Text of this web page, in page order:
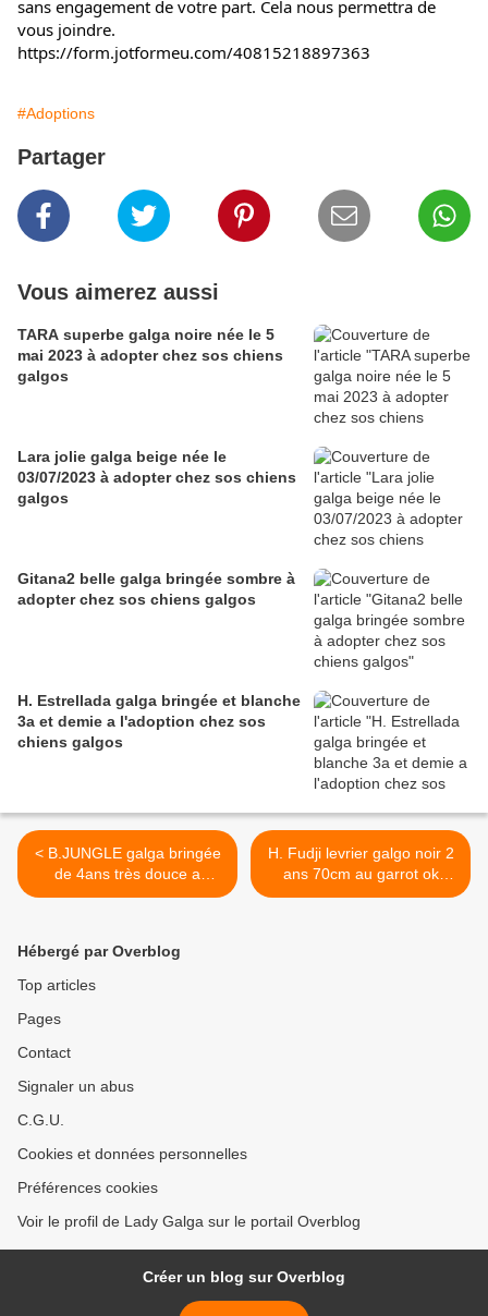
sans engagement de votre part. Cela nous permettra de
vous joindre.
https://form.jotformeu.com/40815218897363
#Adoptions
Partager
Vous aimerez aussi
TARA superbe galga noire née le 5
mai 2023 à adopter chez sos chiens
galgos
Lara jolie galga beige née le
03/07/2023 à adopter chez sos chiens
galgos
Gitana2 belle galga bringée sombre à
adopter chez sos chiens galgos
H. Estrellada galga bringée et blanche
3a et demie a l'adoption chez sos
chiens galgos
< B.JUNGLE galga bringée
de 4ans très douce a
adopter a l'association sos
H. Fudji levrier galgo noir 2
ans 70cm au garrot ok
chats a adopter a
Hébergé par Overblog
Top articles
Pages
Contact
Signaler un abus
C.G.U.
Cookies et données personnelles
Préférences cookies
Voir le profil de Lady Galga sur le portail Overblog
Créer un blog sur Overblog